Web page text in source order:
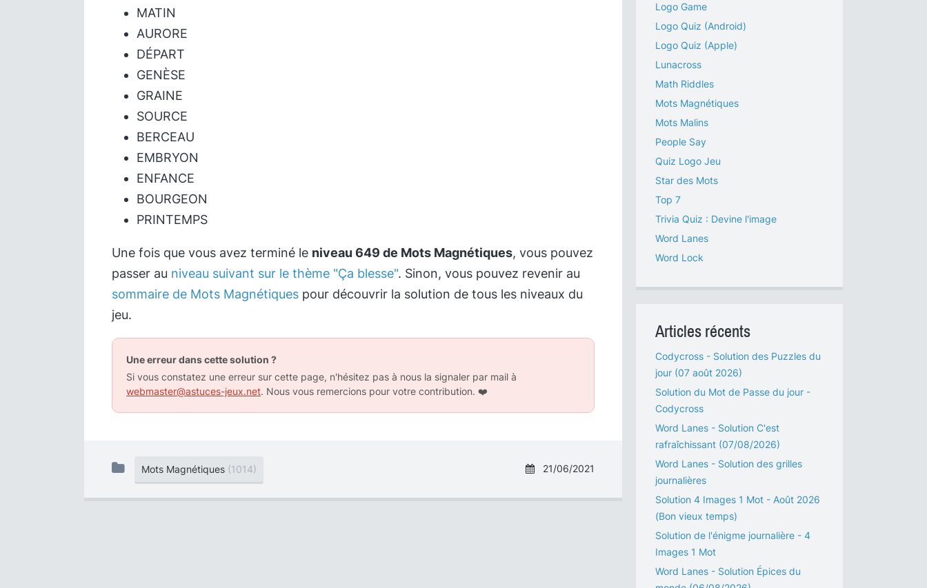
MATIN
AURORE
DÉPART
GENÈSE
GRAINE
SOURCE
BERCEAU
EMBRYON
ENFANCE
BOURGEON
PRINTEMPS
Une fois que vous avez terminé le niveau 649 de Mots Magnétiques, vous pouvez
passer au niveau suivant sur le thème "Ça blesse". Sinon, vous pouvez revenir au
sommaire de Mots Magnétiques pour découvrir la solution de tous les niveaux du
jeu.
Une erreur dans cette solution ?
Si vous constatez une erreur sur cette page, n'hésitez pas à nous la signaler par mail à
webmaster@astuces-jeux.net. Nous vous remercions pour votre contribution. ❤️
21/06/2021
Mots Magnétiques (1014)
Logo Game
Logo Quiz (Android)
Logo Quiz (Apple)
Lunacross
Math Riddles
Mots Magnétiques
Mots Malins
People Say
Quiz Logo Jeu
Star des Mots
Top 7
Trivia Quiz : Devine l'image
Word Lanes
Word Lock
Articles récents
Codycross - Solution des Puzzles du
jour (07 août 2026)
Solution du Mot de Passe du jour -
Codycross
Word Lanes - Solution C'est
rafraîchissant (07/08/2026)
Word Lanes - Solution des grilles
journalières
Solution 4 Images 1 Mot - Août 2026
(Bon vieux temps)
Solution de l'énigme journalière - 4
Images 1 Mot
Word Lanes - Solution Épices du